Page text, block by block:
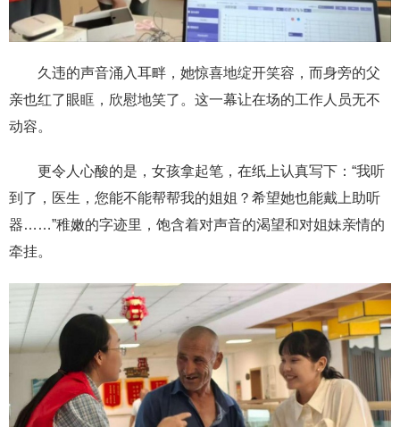
久违的声音涌入耳畔，她惊喜地绽开笑容，而身旁的父
亲也红了眼眶，欣慰地笑了。这一幕让在场的工作人员无不
动容。
更令人心酸的是，女孩拿起笔，在纸上认真写下：“我听
到了，医生，您能不能帮帮我的姐姐？希望她也能戴上助听
器……”稚嫩的字迹里，饱含着对声音的渴望和对姐妹亲情的
牵挂。